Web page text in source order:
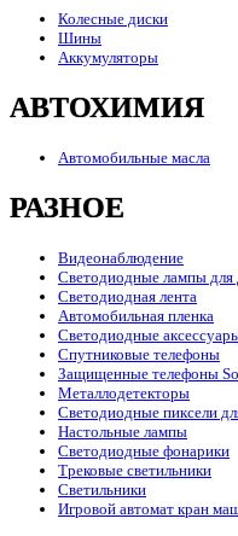
Колесные диски
Шины
Аккумуляторы
АВТОХИМИЯ
Автомобильные масла
РАЗНОЕ
Видеонаблюдение
Светодиодные лампы для
Светодиодная лента
Автомобильная пленка
Светодиодные
Спутниковые телефоны
Защищенные телефоны
Металлодетекторы
Светодиодные пиксели
Настольные лампы
Светодиодные фонарики
Трековые светильники
Светильники
Игровой автомат кран